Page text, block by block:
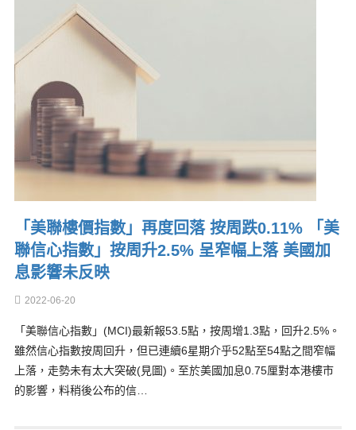
「美聯樓價指數」再度回落 按周跌0.11% 「美
聯信心指數」按周升2.5% 呈窄幅上落 美國加
息影響未反映
2022-06-20
「美聯信心指數」(MCI)最新報53.5點，按周增1.3點，回升2.5%。
雖然信心指數按周回升，但已連續6星期介乎52點至54點之間窄幅
上落，走勢未有太大突破(見圖)。至於美國加息0.75厘對本港樓市
的影響，料稍後公布的信…